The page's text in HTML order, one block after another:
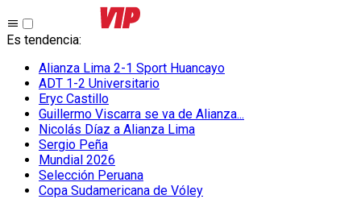
Es tendencia:
Alianza Lima 2-1 Sport Huancayo
ADT 1-2 Universitario
Eryc Castillo
Guillermo Viscarra se va de Alianza...
Nicolás Díaz a Alianza Lima
Sergio Peña
Mundial 2026
Selección Peruana
Copa Sudamericana de Vóley